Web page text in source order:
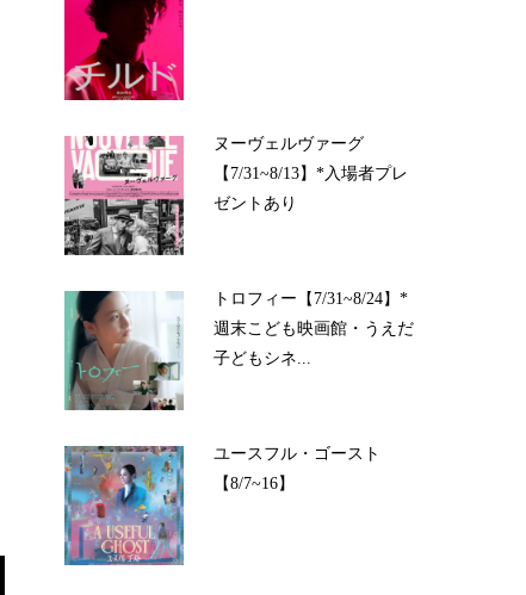
ヌーヴェルヴァーグ
【7/31~8/13】*入場者プレ
ゼントあり
トロフィー【7/31~8/24】*
週末こども映画館・うえだ
子どもシネ...
ユースフル・ゴースト
【8/7~16】